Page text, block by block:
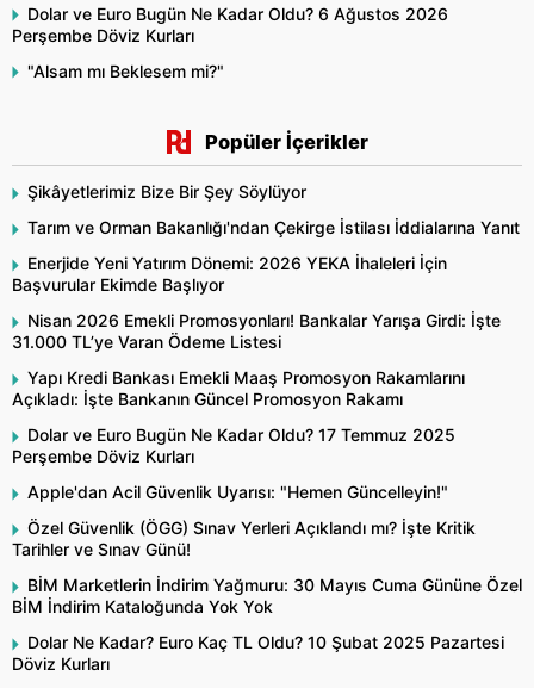
Dolar ve Euro Bugün Ne Kadar Oldu? 6 Ağustos 2026
Perşembe Döviz Kurları
"Alsam mı Beklesem mi?"
Popüler İçerikler
Şikâyetlerimiz Bize Bir Şey Söylüyor
Tarım ve Orman Bakanlığı'ndan Çekirge İstilası İddialarına Yanıt
Enerjide Yeni Yatırım Dönemi: 2026 YEKA İhaleleri İçin
Başvurular Ekimde Başlıyor
Nisan 2026 Emekli Promosyonları! Bankalar Yarışa Girdi: İşte
31.000 TL’ye Varan Ödeme Listesi
Yapı Kredi Bankası Emekli Maaş Promosyon Rakamlarını
Açıkladı: İşte Bankanın Güncel Promosyon Rakamı
Dolar ve Euro Bugün Ne Kadar Oldu? 17 Temmuz 2025
Perşembe Döviz Kurları
Apple'dan Acil Güvenlik Uyarısı: "Hemen Güncelleyin!"
Özel Güvenlik (ÖGG) Sınav Yerleri Açıklandı mı? İşte Kritik
Tarihler ve Sınav Günü!
BİM Marketlerin İndirim Yağmuru: 30 Mayıs Cuma Gününe Özel
BİM İndirim Kataloğunda Yok Yok
Dolar Ne Kadar? Euro Kaç TL Oldu? 10 Şubat 2025 Pazartesi
Döviz Kurları